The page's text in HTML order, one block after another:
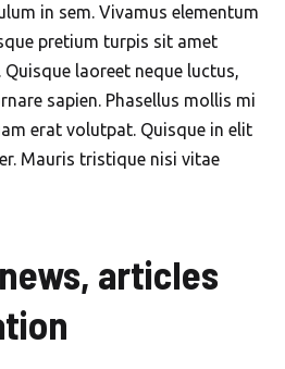
in sem. Vivamus elementum
pretium turpis sit amet
laoreet neque luctus,
sapien. Phasellus mollis mi
erat volutpat. Quisque in elit
Mauris tristique nisi vitae
articles